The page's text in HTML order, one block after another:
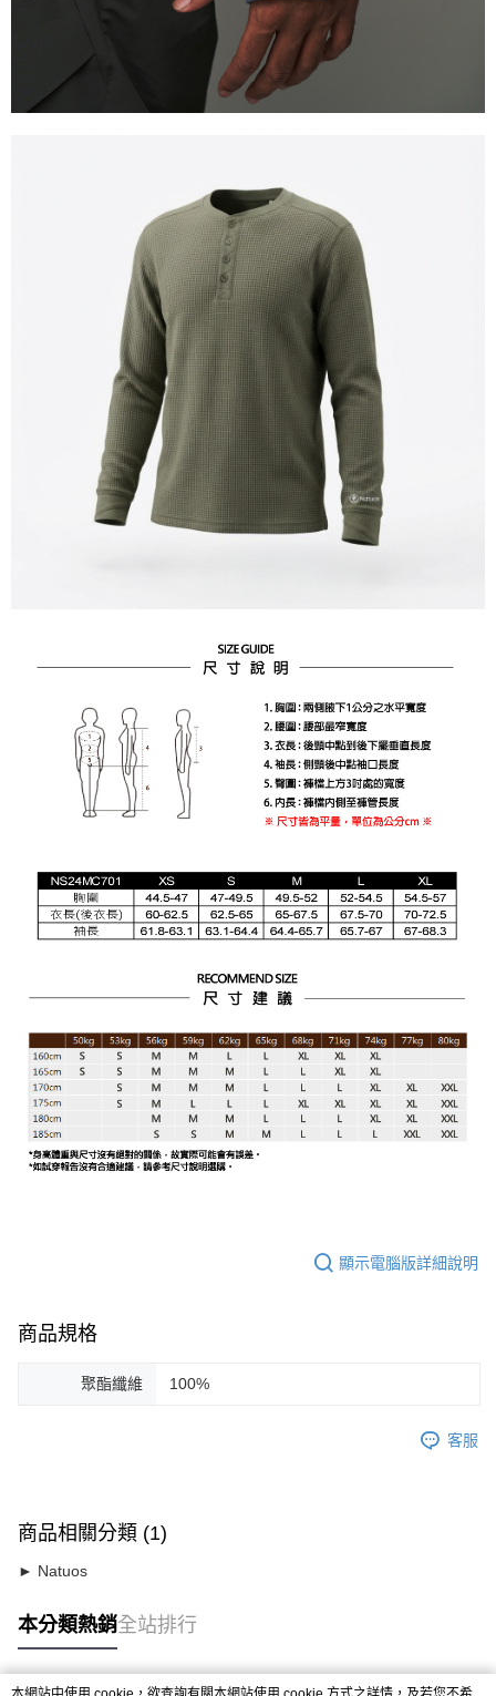
顯示電腦版詳細說明
商品規格
聚酯纖維 100%
客服
商品相關分類 (1)
► Natuos
本分類熱銷全站排行